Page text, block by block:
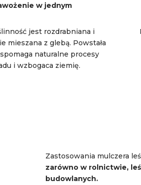
w jednym
jest rozdrabniana i
mieszana z glebą. Powstała
naturalne procesy
i wzbogaca ziemię.
Zastosowania mulczera
zarówno w rolnictwie,
budowlanych.